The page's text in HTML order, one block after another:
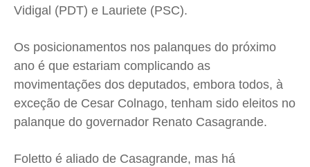
Vidigal (PDT) e Lauriete (PSC).
Os posicionamentos nos palanques do próximo
ano é que estariam complicando as
movimentações dos deputados, embora todos, à
exceção de Cesar Colnago, tenham sido eleitos no
palanque do governador Renato Casagrande.
Foletto é aliado de Casagrande, mas há